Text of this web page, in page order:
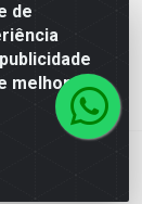
de
melhorar a
LTDA -
- Oeiras/PI
50